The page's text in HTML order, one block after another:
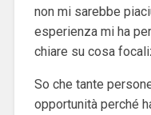
non mi sarebbe
esperienza mi ha
chiare su cosa
So che tante
opportunità perché